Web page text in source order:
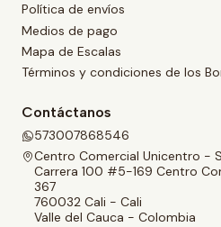
Política de envíos
Medios de pago
Mapa de Escalas
Términos y condiciones de los
Contáctanos
573007868546
Centro Comercial Unicentro -
Carrera 100 #5-169 Centro
367
760032 Cali - Cali
Valle del Cauca - Colombia